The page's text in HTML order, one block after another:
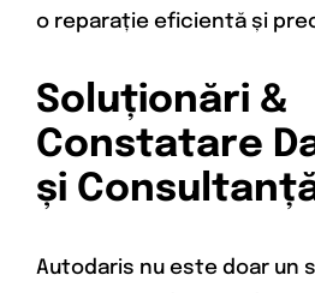
o reparație eficientă și
Soluționări &
Constatare
și
Autodaris nu este doar un